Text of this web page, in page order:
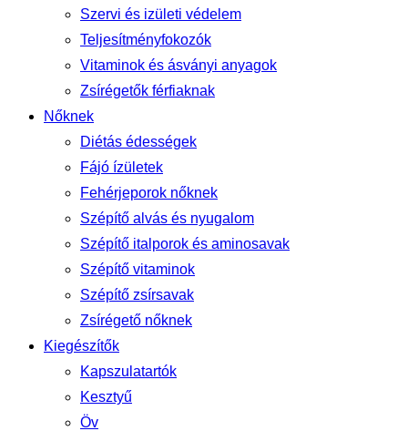
Szervi és izületi védelem
Teljesítményfokozók
Vitaminok és ásványi anyagok
Zsírégetők férfiaknak
Nőknek
Diétás édességek
Fájó ízületek
Fehérjeporok nőknek
Szépítő alvás és nyugalom
Szépítő italporok és aminosavak
Szépítő vitaminok
Szépítő zsírsavak
Zsírégető nőknek
Kiegészítők
Kapszulatartók
Kesztyű
Öv